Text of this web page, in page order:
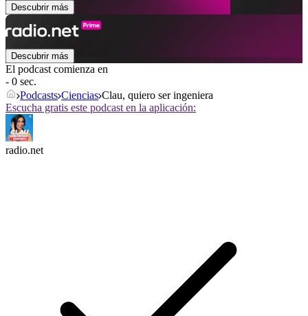
Descubrir más
Descubrir más
El podcast comienza en
- 0 sec.
Podcasts Ciencias Clau, quiero ser ingeniera
Escucha gratis este podcast en la aplicación:
radio.net